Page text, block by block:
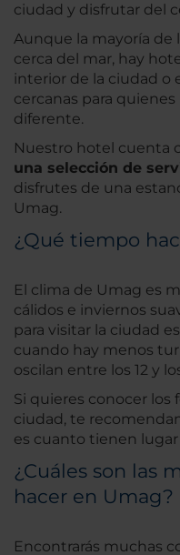
ciudad y disfrutar del
Aunque la mayoría de
cerca del mar, hay
interior de la ciudad o
cercanas para
diferente.
Nuestro hotel cuenta
una selección de
disfrutes de una
Umag.
¿Qué tiempo
El clima de Umag es
cálidos e inviernos
para visitar la ciudad
cuando hay menos
oscilan entre los 12 y
Si quieres conocer los
ciudad, te
es cuanto tienen lugar
¿Cuáles son las
hacer en Umag?
Encontrarás muchas